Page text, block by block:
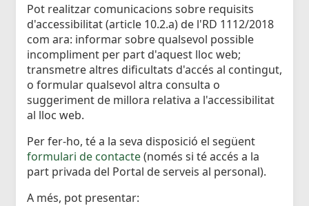
Pot realitzar comunicacions sobre requisits
d'accessibilitat (article 10.2.a) de l'RD 1112/2018
com ara: informar sobre qualsevol possible
incompliment per part d'aquest lloc web;
transmetre altres dificultats d'accés al contingut,
o formular qualsevol altra consulta o
suggeriment de millora relativa a l'accessibilitat
al lloc web.
Per fer-ho, té a la seva disposició el següent
formulari de contacte(només si té accés a la
part privada del Portal de serveis al personal).
A més, pot presentar: